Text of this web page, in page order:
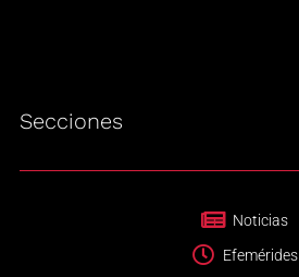
Secciones
Noticias
Efemérides